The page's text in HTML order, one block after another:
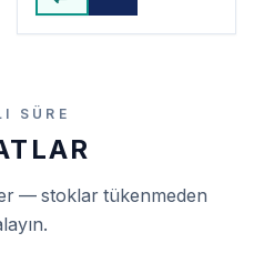
SÜRE
— stoklar tükenmeden